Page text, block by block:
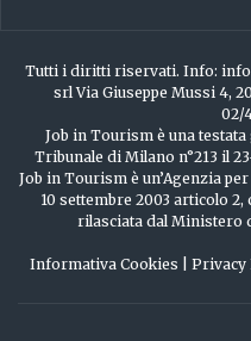
Tutti i diritti riservati. Info:
srl Via Giuseppe Mussi 4,
02/
Job in Tourism è una
Tribunale di Milano n°213 il
Job in Tourism è un’Agenzia
10 settembre 2003 articolo
rilasciata dal Ministero
Informativa Cookies Privacy